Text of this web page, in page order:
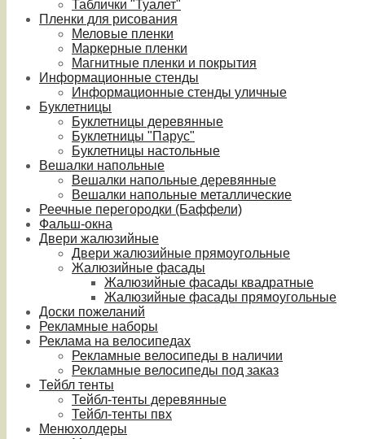
Таблички "Туалет"
Пленки для рисования
Меловые пленки
Маркерные пленки
Магнитные пленки и покрытия
Информационные стенды
Информационные стенды уличные
Буклетницы
Буклетницы деревянные
Буклетницы "Парус"
Буклетницы настольные
Вешалки напольные
Вешалки напольные деревянные
Вешалки напольные металлические
Реечные перегородки (Баффели)
Фальш-окна
Двери жалюзийные
Двери жалюзийные прямоугольные
Жалюзийные фасады
Жалюзийные фасады квадратные
Жалюзийные фасады прямоугольные
Доски пожеланий
Рекламные наборы
Реклама на велосипедах
Рекламные велосипеды в наличии
Рекламные велосипеды под заказ
Тейбл тенты
Тейбл-тенты деревянные
Тейбл-тенты пвх
Менюхолдеры